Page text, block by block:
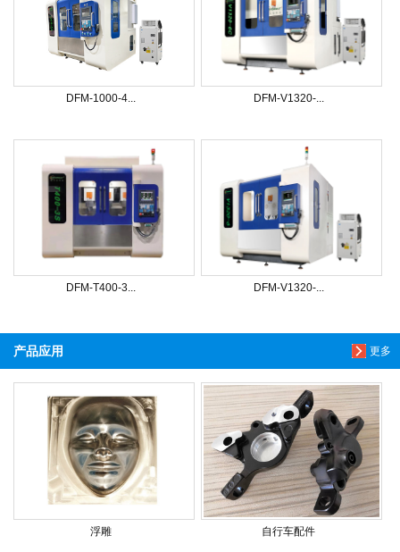
DFM-1000-4... DFM-V1320-...
DFM-T400-3... DFM-V1320-...
更多
产品应用
浮雕 自行车配件